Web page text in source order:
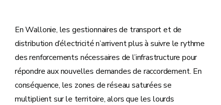
En Wallonie, les gestionnaires de transport et de
distribution d’électricité n’arrivent plus à suivre le rythme
des renforcements nécessaires de l’infrastructure pour
répondre aux nouvelles demandes de raccordement. En
conséquence, les zones de réseau saturées se
multiplient sur le territoire, alors que les lourds